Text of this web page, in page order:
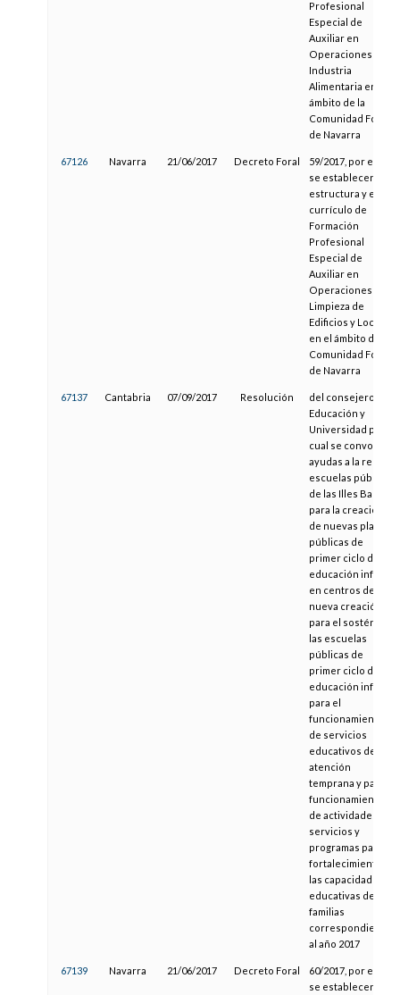
Profesional
Especial de
Auxiliar en
Operaciones de
Industria
Alimentaria en el
ámbito de la
Comunidad Foral
de Navarra
67126 Navarra 21/06/2017 Decreto Foral
59/2017, por el que
se establecen la
estructura y el
currículo de
Formación
Profesional
Especial de
Auxiliar en
Operaciones de
Limpieza de
Edificios y Locales
en el ámbito de la
Comunidad Foral
de Navarra
67137 Cantabria 07/09/2017 Resolución
del consejero de
Educación y
Universidad por la
cual se convocan
ayudas a la red de
escuelas públicas
de las Illes Balears
para la creación
de nuevas plazas
públicas de
primer ciclo de
educación infantil
en centros de
nueva creación,
para el sostén de
las escuelas
públicas de
primer ciclo de
educación infantil,
para el
funcionamiento
de servicios
educativos de
atención
temprana y para el
funcionamiento
de actividades,
servicios y
programas para el
fortalecimiento de
las capacidades
educativas de las
familias
correspondientes
al año 2017
67139 Navarra 21/06/2017 Decreto Foral
60/2017, por el que
se establecen la